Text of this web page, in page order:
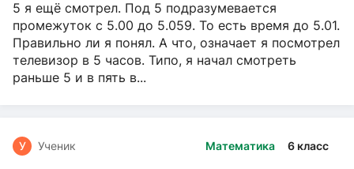
5 я ещё смотрел. Под 5 подразумевается
промежуток с 5.00 до 5.059. То есть время до 5.01.
Правильно ли я понял. А что, означает я посмотрел
телевизор в 5 часов. Типо, я начал смотреть
раньше 5 и в пять в...
Математика 6 класс
У Ученик